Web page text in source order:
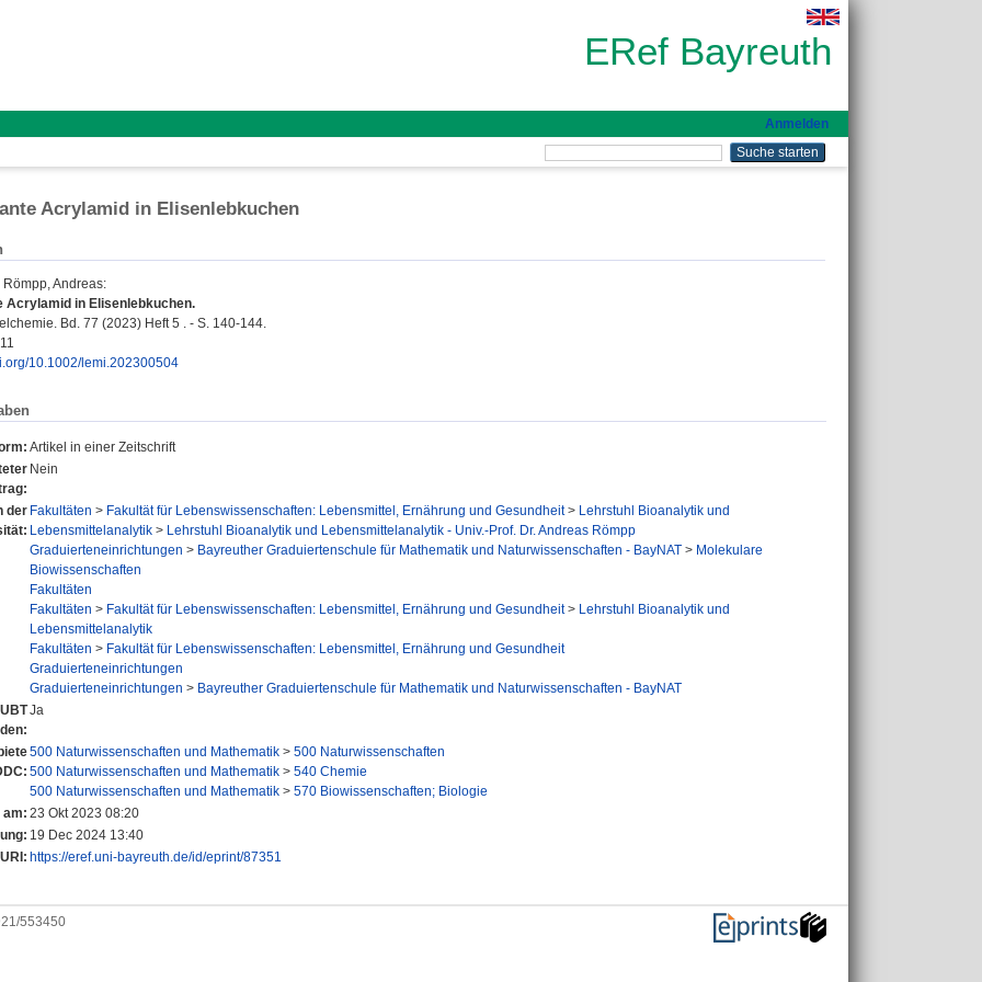
ERef Bayreuth
Anmelden
Acrylamid in Elisenlebkuchen
Römpp, Andreas:
Acrylamid in Elisenlebkuchen.
Bd. 77 (2023) Heft 5 . - S. 140-144.
10.1002/lemi.202300504
Artikel in einer Zeitschrift
Nein
der Fakultäten > Fakultät für Lebenswissenschaften: Lebensmittel, Ernährung und Gesundheit> Lehrstuhl Bioanalytik und
Lebensmittelanalytik > Lehrstuhl Bioanalytik und Lebensmittelanalytik - Univ.-Prof. Dr. Andreas Römpp
Graduierteneinrichtungen > Bayreuther Graduiertenschule für Mathematik und Naturwissenschaften - BayNAT > Molekulare
Biowissenschaften
Fakultäten
Fakultäten > Fakultät für Lebenswissenschaften: Lebensmittel, Ernährung und Gesundheit> Lehrstuhl Bioanalytik und
Lebensmittelanalytik
Fakultäten > Fakultät für Lebenswissenschaften: Lebensmittel, Ernährung und Gesundheit
Graduierteneinrichtungen
Graduierteneinrichtungen > Bayreuther Graduiertenschule für Mathematik und Naturwissenschaften - BayNAT
Ja
500 Naturwissenschaften und Mathematik > 500 Naturwissenschaften
500 Naturwissenschaften und Mathematik > 540 Chemie
500 Naturwissenschaften und Mathematik > 570 Biowissenschaften; Biologie
am: 23 Okt 2023 08:20
19 Dec 2024 13:40
URI: https://eref.uni-bayreuth.de/id/eprint/87351
553450